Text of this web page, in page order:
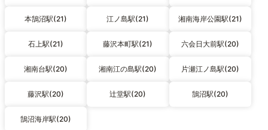
本鵠沼駅(21) 江ノ島駅(21) 湘南海岸公園駅(21)
石上駅(21) 藤沢本町駅(21) 六会日大前駅(20)
湘南台駅(20) 湘南江の島駅(20) 片瀬江ノ島駅(20)
藤沢駅(20) 辻堂駅(20) 鵠沼駅(20)
鵠沼海岸駅(20)